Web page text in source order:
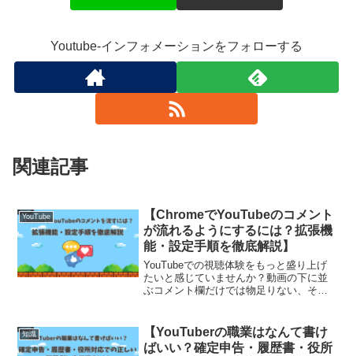
Youtube-インフォメーションをフォローする
関連記事
YouTube
【ChromeでYouTubeのコメント
が流れるようにするには？拡張機
能・設定手順を徹底解説】
YouTubeでの視聴体験をもっと盛り上げ
たいと感じていませんか？動画の下に並
ぶコメント欄だけでは物足りない、そん
視聴者のリアクションがリアルタイムで
視覚的に共有される...
知識
【YouTuberの職業はなんて書け
ばいい？確定申告・履歴書・役所